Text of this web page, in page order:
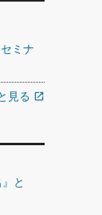
ミナ
見る open_in_new
と